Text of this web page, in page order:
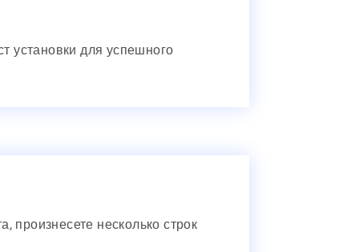
установки для успешного
произнесете несколько строк